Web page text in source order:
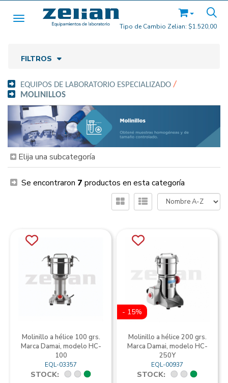
Tipo de Cambio Zelian: $1.520,00
Toggle navigation
FILTROS
EQUIPOS DE LABORATORIO ESPECIALIZADO /
MOLINILLOS
Elija una subcategoría
Se encontraron 7 productos en esta categoría
Molinillo a hélice 100 grs.
Marca Damai, modelo HC-
100
EQL-03357
STOCK:
- 15%
Molinillo a hélice 200 grs.
Marca Damai, modelo HC-
250Y
EQL-00937
STOCK: